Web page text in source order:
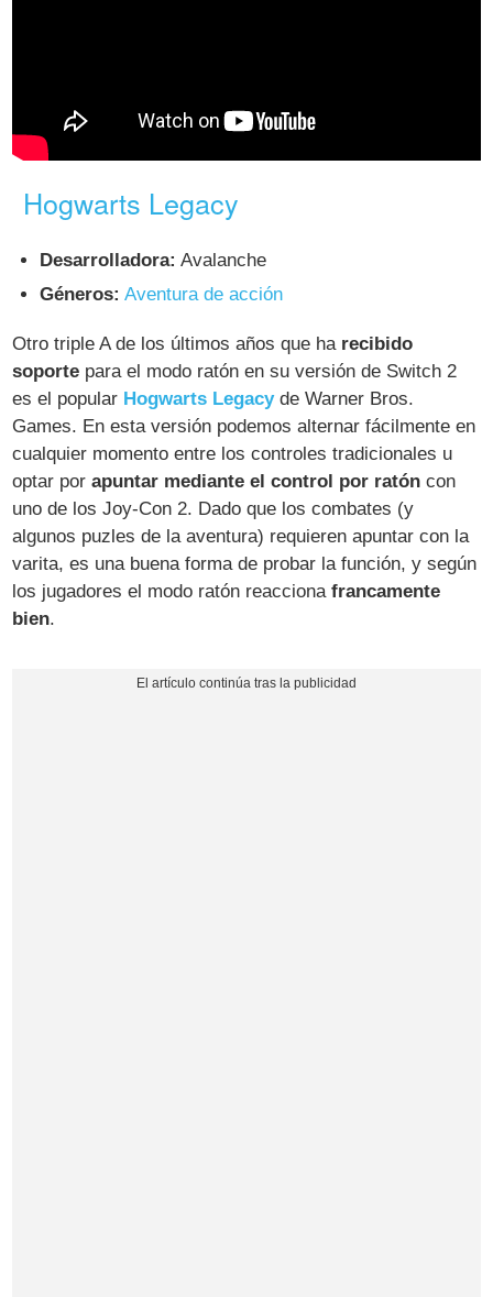
Hogwarts Legacy
Desarrolladora: Avalanche
Géneros: Aventura de acción
Otro triple A de los últimos años que ha recibido
soporte para el modo ratón en su versión de Switch 2
es el popular Hogwarts Legacyde Warner Bros.
Games. En esta versión podemos alternar fácilmente en
cualquier momento entre los controles tradicionales u
optar porapuntar mediante el control por ratón con
uno de los Joy-Con 2. Dado que los combates (y
algunos puzles de la aventura) requieren apuntar con la
varita, es una buena forma de probar la función, y según
los jugadores el modo ratón reaccionafrancamente
bien.